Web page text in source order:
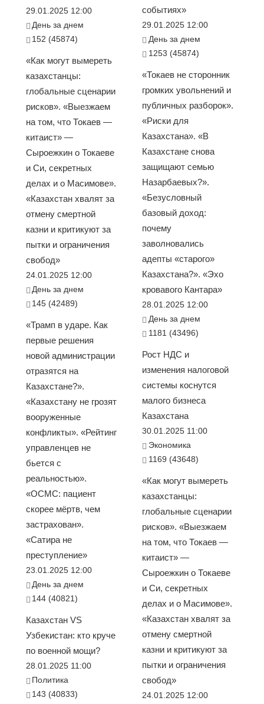
29.01.2025 12:00
День за днем
152 (45874)
«Как могут вымереть
казахстанцы:
глобальные сценарии
рисков». «Выезжаем
на том, что Токаев —
китаист» —
Сыроежкин о Токаеве
и Си, секретных
делах и о Масимове».
«Казахстан хвалят за
отмену смертной
казни и критикуют за
пытки и ограничения
свобод»
24.01.2025 12:00
День за днем
145 (42489)
«Трамп в ударе. Как
первые решения
новой администрации
отразятся на
Казахстане?».
«Казахстану не грозят
вооруженные
конфликты». «Рейтинг
управленцев не
бьется с
реальностью».
«ОСМС: пациент
скорее мёртв, чем
застрахован».
«Сатира не
преступление»
23.01.2025 12:00
День за днем
144 (40821)
Казахстан VS
Узбекистан: кто круче
по военной мощи?
28.01.2025 11:00
Политика
143 (40833)
событиях»
29.01.2025 12:00
День за днем
1253 (45874)
«Токаев не сторонник
громких увольнений и
публичных разборок».
«Риски для
Казахстана». «В
Казахстане снова
защищают семью
Назарбаевых?».
«Безусловный
базовый доход:
почему
заволновались
адепты «старого»
Казахстана?». «Эхо
кровавого Кантара»
28.01.2025 12:00
День за днем
1181 (43496)
Рост НДС и
изменения налоговой
системы коснутся
малого бизнеса
Казахстана
30.01.2025 11:00
Экономика
1169 (43648)
«Как могут вымереть
казахстанцы:
глобальные сценарии
рисков». «Выезжаем
на том, что Токаев —
китаист» —
Сыроежкин о Токаеве
и Си, секретных
делах и о Масимове».
«Казахстан хвалят за
отмену смертной
казни и критикуют за
пытки и ограничения
свобод»
24.01.2025 12:00